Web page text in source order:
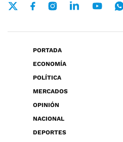
PORTADA
ECONOMÍA
POLÍTICA
MERCADOS
OPINIÓN
NACIONAL
DEPORTES